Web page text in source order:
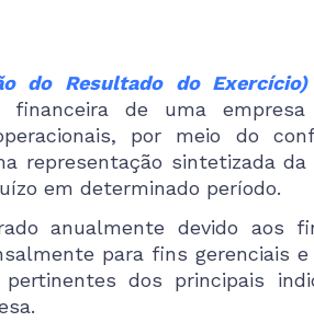
do Resultado do
financeira de uma
por meio do
representação sintetizada
em determinado período.
anualmente devido aos
para fins gerenciais
dos principais